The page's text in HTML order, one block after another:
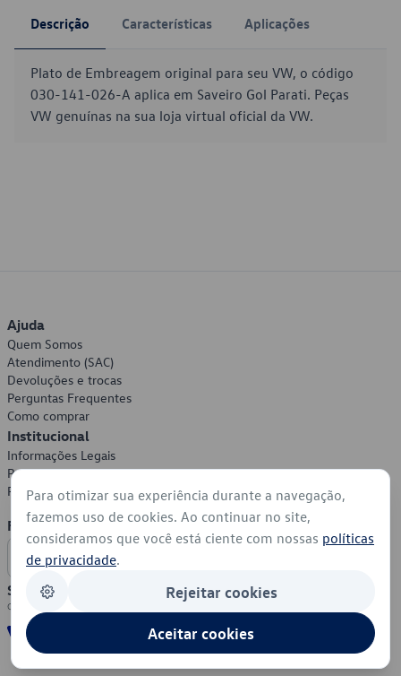
Descrição Características Aplicações
Plato de Embreagem original para seu VW, o código
030-141-026-A aplica em Saveiro Gol Parati. Peças
VW genuínas na sua loja virtual oficial da VW.
Ajuda
Quem Somos
Atendimento (SAC)
Devoluções e trocas
Perguntas Frequentes
Como comprar
Institucional
Informações Legais
Política de Privacidade
Política de Cookies
Formas de Pagamento
Segurança
Para otimizar sua experiência durante a navegação,
fazemos uso de cookies. Ao continuar no site,
consideramos que você está ciente com nossas políticas
de privacidade.
Rejeitar cookies
Aceitar cookies